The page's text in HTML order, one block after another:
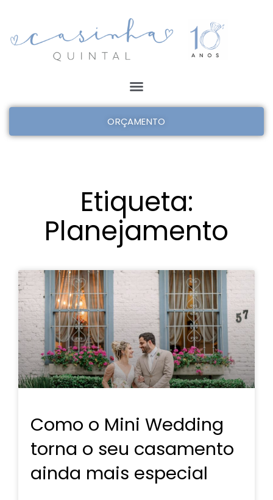
ORÇAMENTO
Etiqueta:
Planejamento
Como o Mini Wedding
torna o seu casamento
ainda mais especial